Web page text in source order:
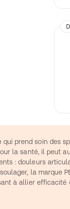
qui prend soin des
la santé, il peut
: douleurs
la marque
à allier efficacité